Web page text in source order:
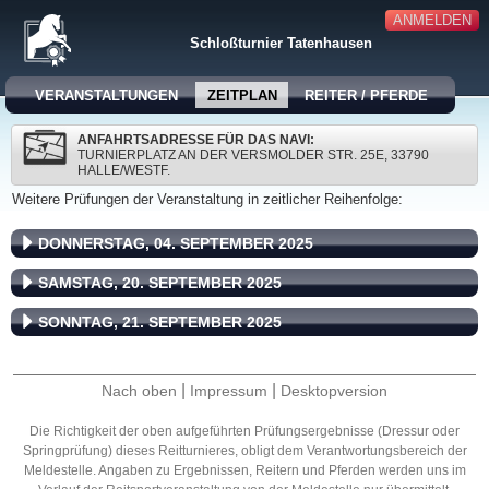
ANMELDEN
Schloßturnier Tatenhausen
VERANSTALTUNGEN ZEITPLAN REITER / PFERDE
ANFAHRTSADRESSE FÜR DAS NAVI:
TURNIERPLATZ AN DER VERSMOLDER STR. 25E, 33790
HALLE/WESTF.
Weitere Prüfungen der Veranstaltung in zeitlicher Reihenfolge:
DONNERSTAG, 04. SEPTEMBER 2025
SAMSTAG, 20. SEPTEMBER 2025
SONNTAG, 21. SEPTEMBER 2025
Nach oben Impressum Desktopversion
Die Richtigkeit der oben aufgeführten Prüfungsergebnisse (Dressur oder
Springprüfung) dieses Reitturnieres, obligt dem Verantwortungsbereich der
Meldestelle. Angaben zu Ergebnissen, Reitern und Pferden werden uns im